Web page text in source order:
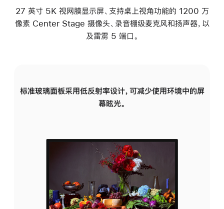
27 英寸 5K 视网膜显示屏、支持桌上视角功能的 1200 万
像素 Center Stage 摄像头、录音棚级麦克风和扬声器，以
及雷雳 5 端口。
标准玻璃面板采用低反射率设计，可减少使用环境中的屏
幕眩光。